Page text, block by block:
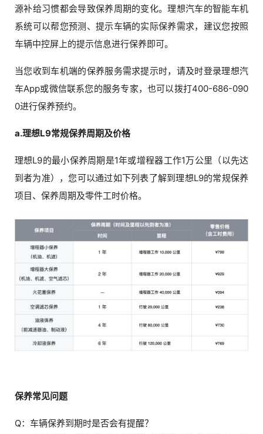
源补给习惯都会导致保养周期的变化。理想汽车的智能车机
系统可以帮您预测、提示车辆的实际保养需求，建议您按照
车辆中控屏上的提示信息进行保养即可。
当您收到车机端的保养服务需求提示时，请及时登录理想汽
车App或微信联系您的服务专家，也可以拨打400-686-090
0进行保养预约。
a.理想L9常规保养周期及价格
理想L9的最小保养周期是1年或增程器工作1万公里（以先达
到者为准），您可以通过如下列表了解到理想L9的常规保养
项目、保养周期及零件工时价格。
保养常见问题
Q：车辆保养到期时是否会有提醒？